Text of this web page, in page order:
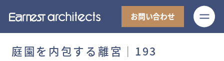
お問い合わせ
庭園を内包する離宮│193